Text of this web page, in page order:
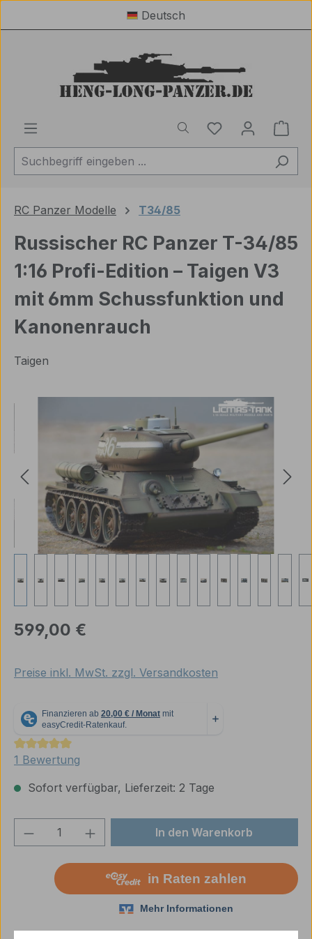
Zum Hauptinhalt springenDeutsch
Du hast 0
RC Panzer Modelle T34/85
Russischer RC Panzer T-34/85
1:16 Profi-Edition – Taigen V3
mit 6mm Schussfunktion und
Kanonenrauch
Taigen
Bildergalerie überspringen
Regulärer Preis:
599,00 €
Preise inkl. MwSt. zzgl. Versandkosten
Durchschnittliche Bewertung von 5 von 5 Sternen
1 Bewertung
Sofort verfügbar, Lieferzeit: 2 Tage
Produkt Anzahl: Gib denIn den Warenkorb